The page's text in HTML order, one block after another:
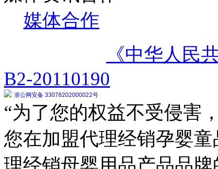
媒体合作
《中华人民
B2-20110190
浙公网安备 33078202000022号
“为了您的权益不受侵害
您在加盟代理经销孕婴